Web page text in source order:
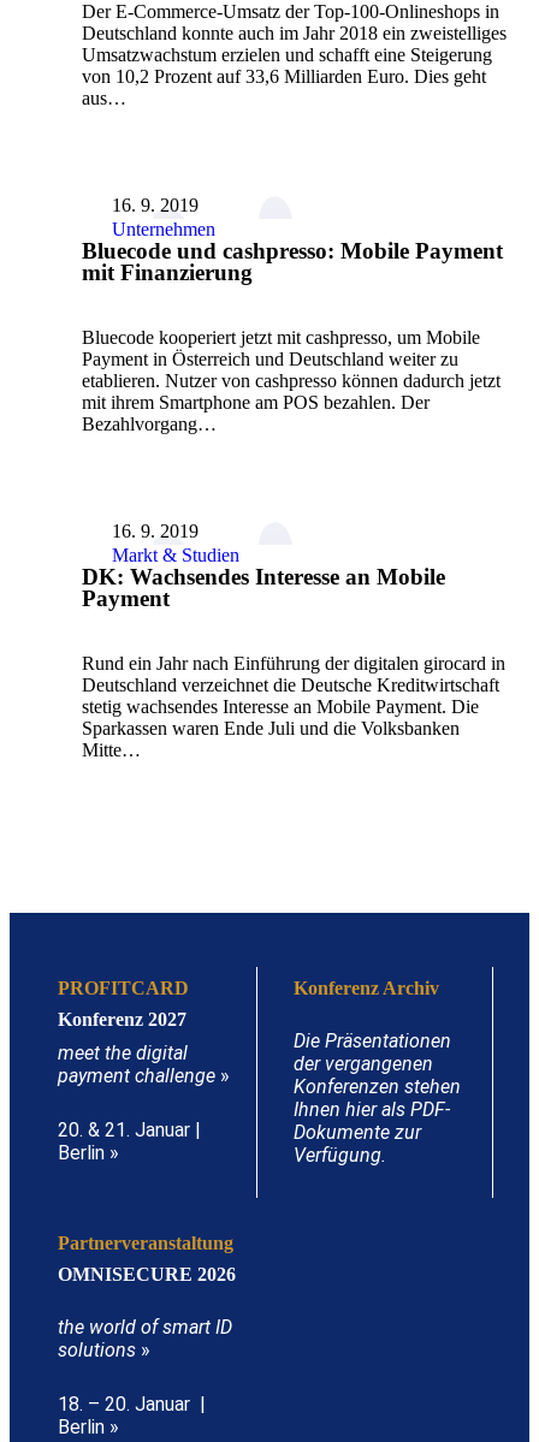
Der E-Commerce-Umsatz der Top-100-Onlineshops in
Deutschland konnte auch im Jahr 2018 ein zweistelliges
Umsatzwachstum erzielen und schafft eine Steigerung
von 10,2 Prozent auf 33,6 Milliarden Euro. Dies geht
aus…
16. 9. 2019
Unternehmen
Bluecode und cashpresso: Mobile Payment
mit Finanzierung
Bluecode kooperiert jetzt mit cashpresso, um Mobile
Payment in Österreich und Deutschland weiter zu
etablieren. Nutzer von cashpresso können dadurch jetzt
mit ihrem Smartphone am POS bezahlen. Der
Bezahlvorgang…
16. 9. 2019
Markt & Studien
DK: Wachsendes Interesse an Mobile
Payment
Rund ein Jahr nach Einführung der digitalen girocard in
Deutschland verzeichnet die Deutsche Kreditwirtschaft
stetig wachsendes Interesse an Mobile Payment. Die
Sparkassen waren Ende Juli und die Volksbanken
Mitte…
PROFITCARD
Konferenz 2027
meet the digital
payment challenge »
20. & 21. Januar |
Berlin »
Konferenz Archiv
Die Präsentationen
der vergangenen
Konferenzen stehen
Ihnen hier als PDF-
Dokumente zur
Verfügung.
Partnerveranstaltung
OMNISECURE 2026
the world of smart ID
solutions »
18. – 20. Januar |
Berlin »